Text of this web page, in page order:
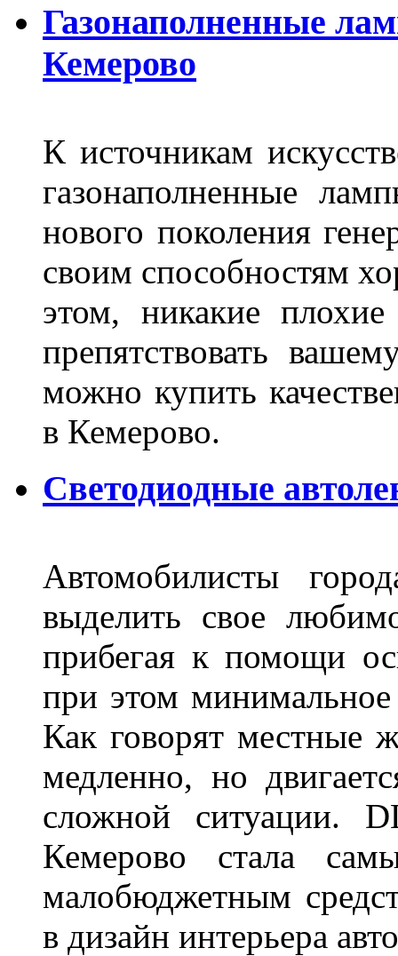
Газонаполненные
Кемерово
К источникам
газонаполненные
нового поколения
своим способностям
этом, никакие
препятствовать
можно купить
в Кемерово.
Светодиодные
Автомобилисты
выделить свое
прибегая к помощи
при этом минимальное
Как говорят местные
медленно, но
сложной ситуации.
Кемерово стала
малобюджетным
в дизайн интерьера